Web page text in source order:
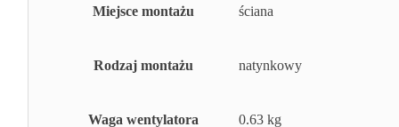
Miejsce montażu ściana
Rodzaj montażu natynkowy
Waga wentylatora 0.63 kg